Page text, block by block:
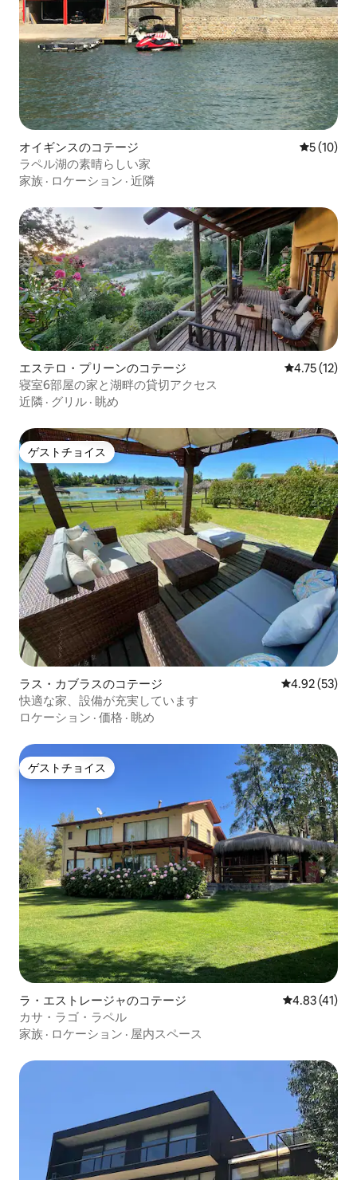
オイギンスのコテージ レビュー
5 (10)
ラペル湖の素晴らしい家
家族 · ロケーション · 近隣
エステロ・プリーンのコテージ レビュー12
4.75 (12)
寝室6部屋の家と湖畔の貸切アクセス
近隣 · グリル · 眺め
ゲストチョイス
ゲストチョイス
ラス・カブラスのコテージ レビュー53
4.92 (53)
快適な家、設備が充実しています
ロケーション · 価格 · 眺め
ゲストチョイス
ゲストチョイス
ラ・エストレージャのコテージ レビュー41
4.83 (41)
カサ・ラゴ・ラペル
家族 · ロケーション · 屋内スペース